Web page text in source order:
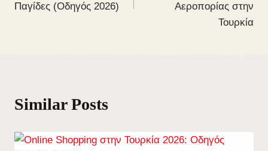
Παγίδες (Οδηγός 2026)
Αεροπορίας στην
Τουρκία
Similar Posts